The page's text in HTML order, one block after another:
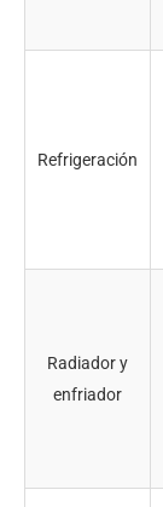
Refrigeración
Radiador y
enfriador